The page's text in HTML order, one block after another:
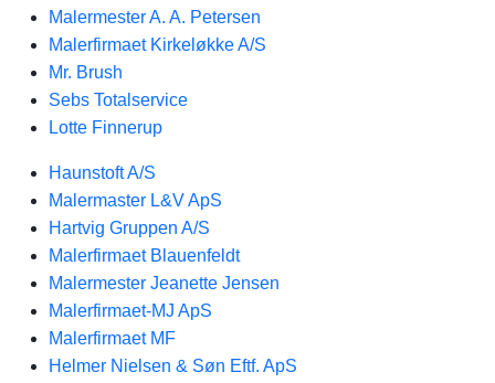
Malermester A. A. Petersen
Malerfirmaet Kirkeløkke A/S
Mr. Brush
Sebs Totalservice
Lotte Finnerup
Haunstoft A/S
Malermaster L&V ApS
Hartvig Gruppen A/S
Malerfirmaet Blauenfeldt
Malermester Jeanette Jensen
Malerfirmaet-MJ ApS
Malerfirmaet MF
Helmer Nielsen & Søn Eftf. ApS